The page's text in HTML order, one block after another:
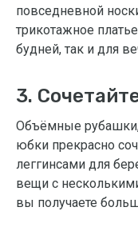
повседневной
трикотажное
будней, так и для
3.
Объёмные
юбки прекрасно
леггинсами для
вещи с
вы получаете